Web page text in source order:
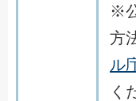
※
方
ル
く